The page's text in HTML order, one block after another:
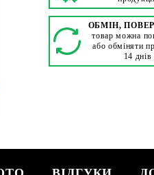
ОБМІН,
товар можна
або обміняти
14 днів